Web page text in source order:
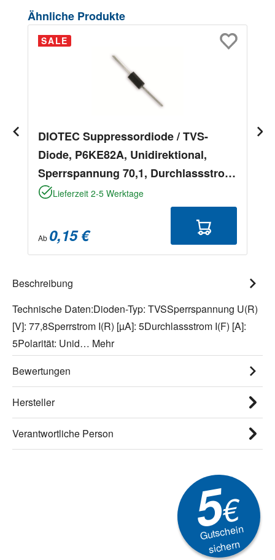
Produktgalerie überspringen
Ähnliche Produkte
SALE
DIOTEC Suppressordiode / TVS-
Diode, P6KE82A, Unidirektional,
Sperrspannung 70,1, Durchlassstrom
5,5Lieferzeit 2-5 Werktage
Ab 0,15 €
Beschreibung
Technische Daten:Dioden-Typ: TVSSperrspannung U(R)
[V]: 77,8Sperrstrom I(R) [µA]: 5Durchlassstrom I(F) [A]:
5Polarität: Unid… Mehr
Bewertungen
Hersteller
Verantwortliche Person
5€
Gutschein
sichern